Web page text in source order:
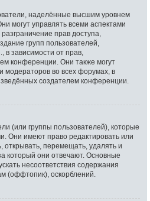
наделённые высшим уровнем
могут управлять всеми аспектами
прав доступа,
групп пользователей,
в зависимости от прав,
конференции. Они также могут
модераторов во всех форумах, в
создателем конференции.
(или группы пользователей), которые
Они имеют право редактировать или
открывать, перемещать, удалять и
который они отвечают. Основные
несоответствия содержания
(оффтопик), оскорблений.